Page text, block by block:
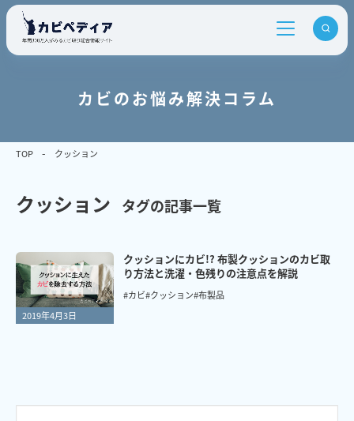
カビのお悩み解決コラム
TOP クッション
クッション タグの記事一覧
2019年4月3日
クッションにカビ!? 布製クッションのカビ取
り方法と洗濯・色残りの注意点を解説
#カビ#クッション#布製品